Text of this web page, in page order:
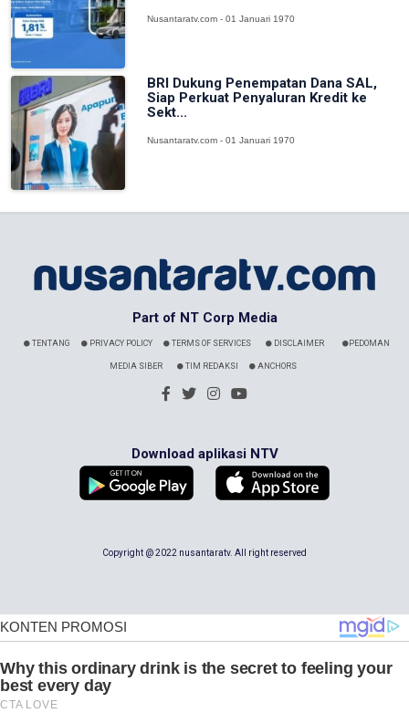
Nusantaratv.com - 01 Januari 1970
BRI Dukung Penempatan Dana SAL,
Siap Perkuat Penyaluran Kredit ke
Sekt...
Nusantaratv.com - 01 Januari 1970
Part of NT Corp Media
TENTANG PRIVACY POLICY TERMS OF SERVICES DISCLAIMER PEDOMAN
MEDIA SIBER TIM REDAKSI ANCHORS
Download aplikasi NTV
Copyright @ 2022 nusantaratv. All right reserved